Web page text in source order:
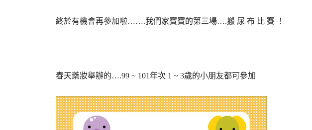
終於有機會再參加啦…….我們家寶寶的第三場….搬 尿 布 比 賽 ！
春天藥妝舉辦的….99 ~ 101年次 1 ~ 3歲的小朋友都可參加